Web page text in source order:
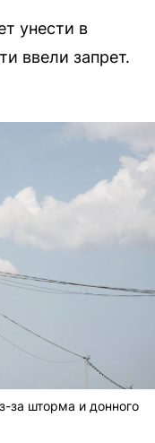
унести в
ввели запрет.
за шторма и донного